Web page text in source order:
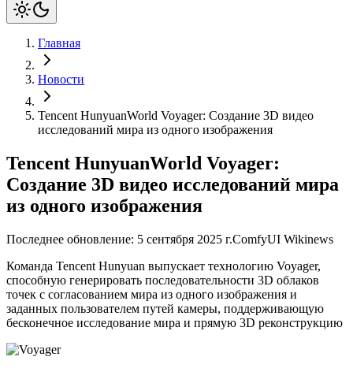
Главная
Новости
Tencent HunyuanWorld Voyager: Создание 3D видео
исследований мира из одного изображения
Tencent HunyuanWorld Voyager:
Создание 3D видео исследований мира
из одного изображения
Последнее обновление: 5 сентября 2025 г.ComfyUI Wikinews
Команда Tencent Hunyuan выпускает технологию Voyager,
способную генерировать последовательности 3D облаков
точек с согласованием мира из одного изображения и
заданных пользователем путей камеры, поддерживающую
бесконечное исследование мира и прямую 3D реконструкцию